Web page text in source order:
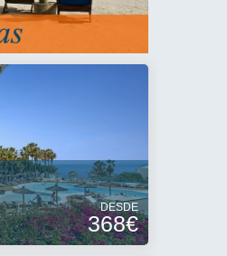
DESDE
368€